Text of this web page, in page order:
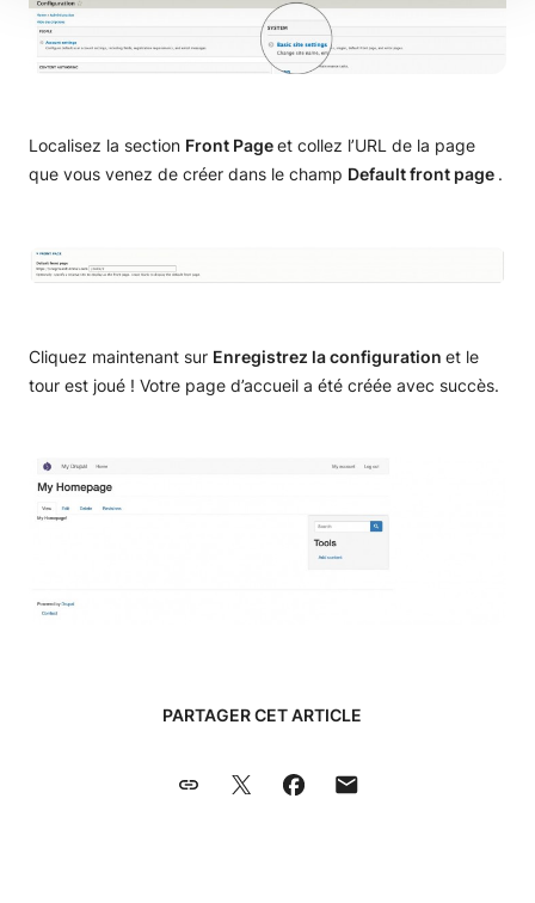
Localisez la section Front Pageet collez l’URL de la page
que vous venez de créer dans le champ Default front page .
Cliquez maintenant sur Enregistrez la configuration et le
tour est joué ! Votre page d’accueil a été créée avec succès.
PARTAGER CET ARTICLE